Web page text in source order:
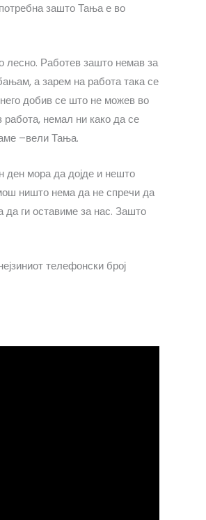
зашто Тања е во
лесно. Работев зашто немав за
а зарем на работа така се
добив се што не можев во
работа, немал ни како да се
–вели Тања.
ден мора да дојде и нешто
ништо нема да не спречи да
да ги оставиме за нас. Зашто
телефонски број